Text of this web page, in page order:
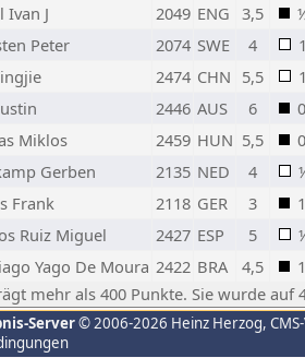
Ivan J 2049 ENG 3,5
Peter 2074 SWE 4
2474 CHN 5,5
2446 AUS 6
0
Miklos 2459 HUN 5,5
0
Gerben 2135 NED 4
Frank 2118 GER 3
1
Ruiz Miguel 2427 ESP 5
Yago De Moura 2422 BRA 4,5
1
mehr als 400 Punkte. Sie wurde auf
Server© 2006-2026 Heinz Herzog,